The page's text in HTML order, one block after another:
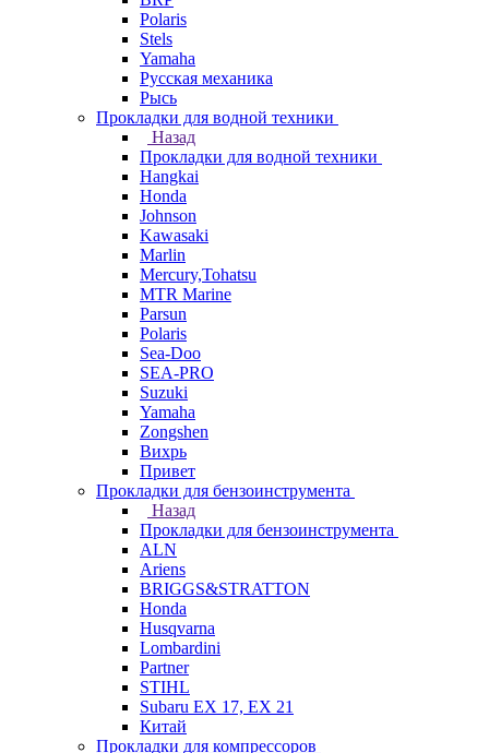
Polaris
Stels
Yamaha
Русская механика
Рысь
Прокладки для водной техники
Назад
Прокладки для водной техники
Hangkai
Honda
Johnson
Kawasaki
Marlin
Mercury,Tohatsu
MTR Marine
Parsun
Polaris
Sea-Doo
SEA-PRO
Suzuki
Yamaha
Zongshen
Вихрь
Привет
Прокладки для бензоинструмента
Назад
Прокладки для бензоинструмента
ALN
Ariens
BRIGGS&STRATTON
Honda
Husqvarna
Lombardini
Partner
STIHL
Subaru EX 17, EX 21
Китай
Прокладки для компрессоров